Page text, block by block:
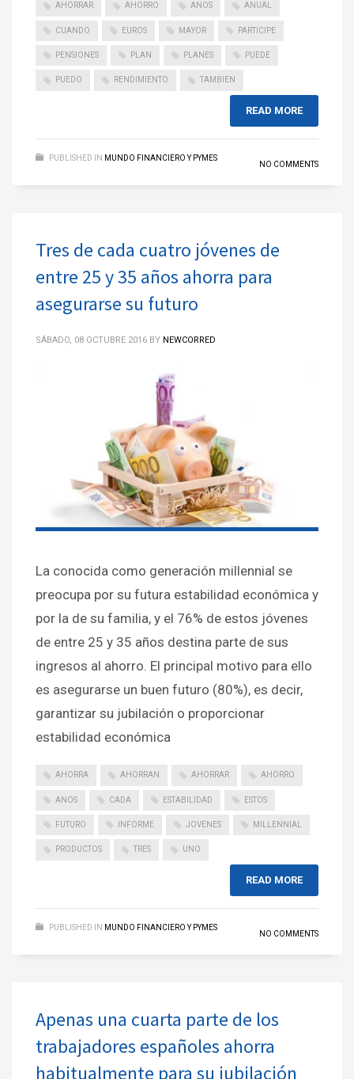
AHORRAR AHORRO ANOS ANUAL
CUANDO EUROS MAYOR PARTICIPE
PENSIONES PLAN PLANES PUEDE
PUEDO RENDIMIENTO TAMBIEN
READ MORE
PUBLISHED IN MUNDO FINANCIERO Y PYMES
NO COMMENTS
Tres de cada cuatro jóvenes de
entre 25 y 35 años ahorra para
asegurarse su futuro
SÁBADO, 08 OCTUBRE 2016 BY NEWCORRED
La conocida como generación millennial se
preocupa por su futura estabilidad económica y
por la de su familia, y el 76% de estos jóvenes
de entre 25 y 35 años destina parte de sus
ingresos al ahorro. El principal motivo para ello
es asegurarse un buen futuro (80%), es decir,
garantizar su jubilación o proporcionar
estabilidad económica
AHORRA AHORRAN AHORRAR AHORRO
ANOS CADA ESTABILIDAD ESTOS
FUTURO INFORME JOVENES MILLENNIAL
PRODUCTOS TRES UNO
READ MORE
PUBLISHED IN MUNDO FINANCIERO Y PYMES
NO COMMENTS
Apenas una cuarta parte de los
trabajadores españoles ahorra
habitualmente para su jubilación